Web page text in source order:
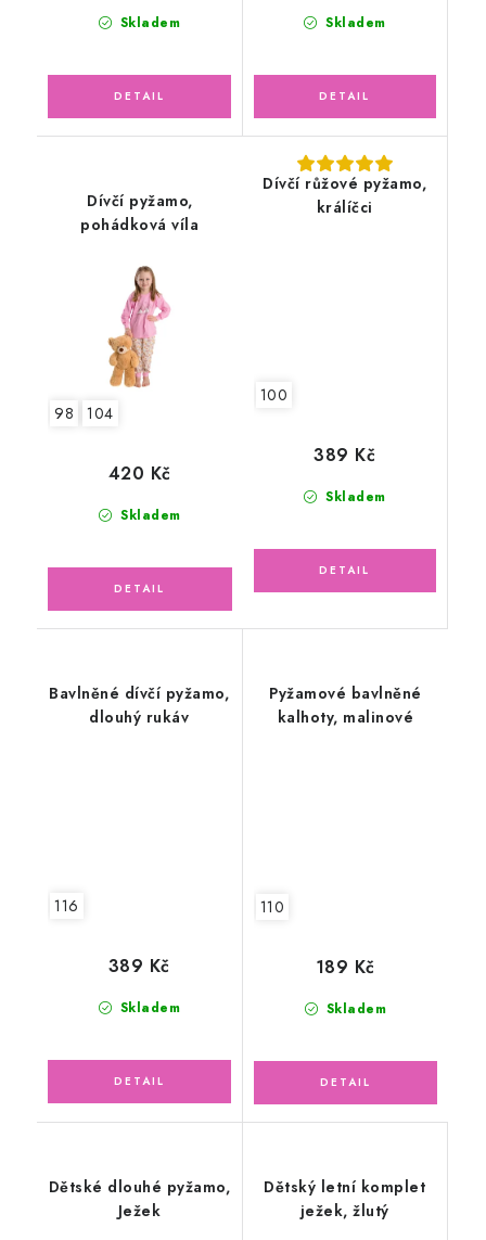
Skladem Skladem
Dívčí pyžamo,
pohádková víla
98 104
Skladem
420 Kč
Dívčí růžové pyžamo,
králíčci
100
Skladem
389 Kč
Bavlněné dívčí pyžamo,
dlouhý rukáv
116
Skladem
389 Kč
Pyžamové bavlněné
kalhoty, malinové
110
Skladem
189 Kč
Dětské dlouhé pyžamo,
Ježek
Dětský letní komplet
ježek, žlutý